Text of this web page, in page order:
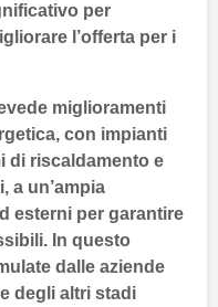
per
l’offerta per i
miglioramenti
con impianti
di riscaldamento e
a un’ampia
esterni per garantire
In questo
dalle aziende
degli altri stadi